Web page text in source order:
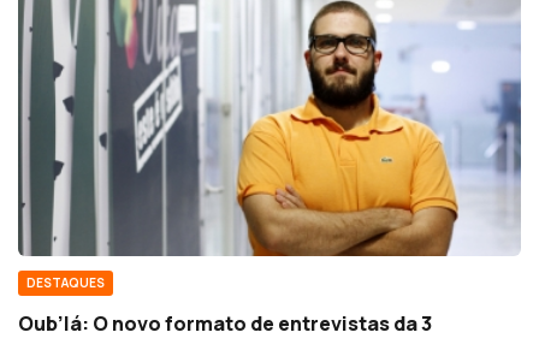
DESTAQUES
Oub’lá: O novo formato de entrevistas da 3